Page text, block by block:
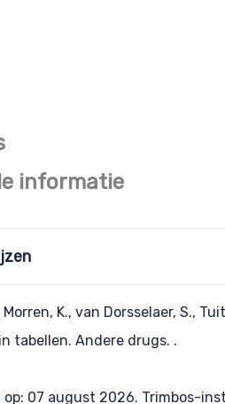
informatie
Morren, K., van Dorsselaer, S.,
tabellen. Andere drugs. .
op: 07 august 2026. Trimbos-